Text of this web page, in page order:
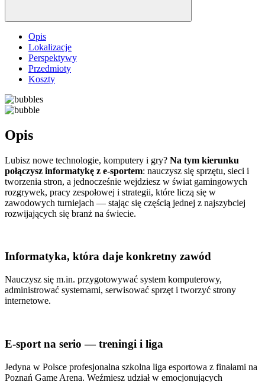
Opis
Lokalizacje
Perspektywy
Przedmioty
Koszty
Opis
Lubisz nowe technologie, komputery i gry? Na tym kierunku
połączysz informatykę z e-sportem: nauczysz się sprzętu, sieci i
tworzenia stron, a jednocześnie wejdziesz w świat gamingowych
rozgrywek, pracy zespołowej i strategii, które liczą się w
zawodowych turniejach — stając się częścią jednej z najszybciej
rozwijających się branż na świecie.
Informatyka, która daje konkretny zawód
Nauczysz się m.in. przygotowywać system komputerowy,
administrować systemami, serwisować sprzęt i tworzyć strony
internetowe.
E-sport na serio — treningi i liga
Jedyna w Polsce profesjonalna szkolna liga esportowa z finałami na
Poznań Game Arena. Weźmiesz udział w emocjonujących